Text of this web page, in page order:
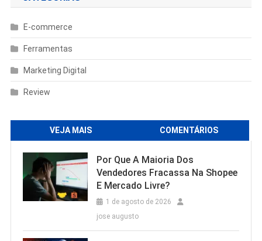
E-commerce
Ferramentas
Marketing Digital
Review
VEJA MAIS COMENTÁRIOS
Por Que A Maioria Dos
Vendedores Fracassa Na Shopee
E Mercado Livre?
1 de agosto de 2026
jose augusto